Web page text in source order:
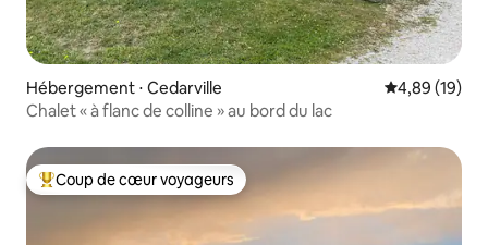
Hébergement ⋅ Cedarville Évaluation
4,89 (19)
Chalet « à flanc de colline » au bord du lac
Coups de cœur voyageurs les plus appréciés
Coup de cœur voyageurs